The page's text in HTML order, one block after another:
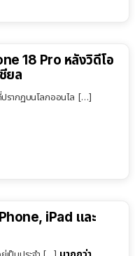
18 Pro หลังวิดีโอ
ยล
รากฏบนโลกออนไล […]
iPad และ
เป็นประจำ […] มากกว่า